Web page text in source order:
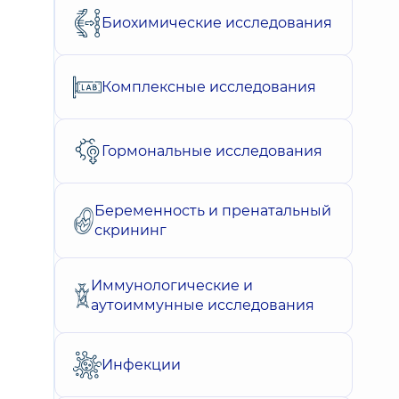
Биохимические исследования
Комплексные исследования
Гормональные исследования
Беременность и пренатальный
скрининг
Иммунологические и
аутоиммунные исследования
Инфекции